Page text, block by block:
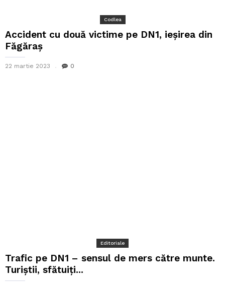
Codlea
Accident cu două victime pe DN1, ieșirea din
Făgăraș
22 martie 2023 0
Editoriale
Trafic pe DN1 – sensul de mers către munte.
Turiștii, sfătuiți...